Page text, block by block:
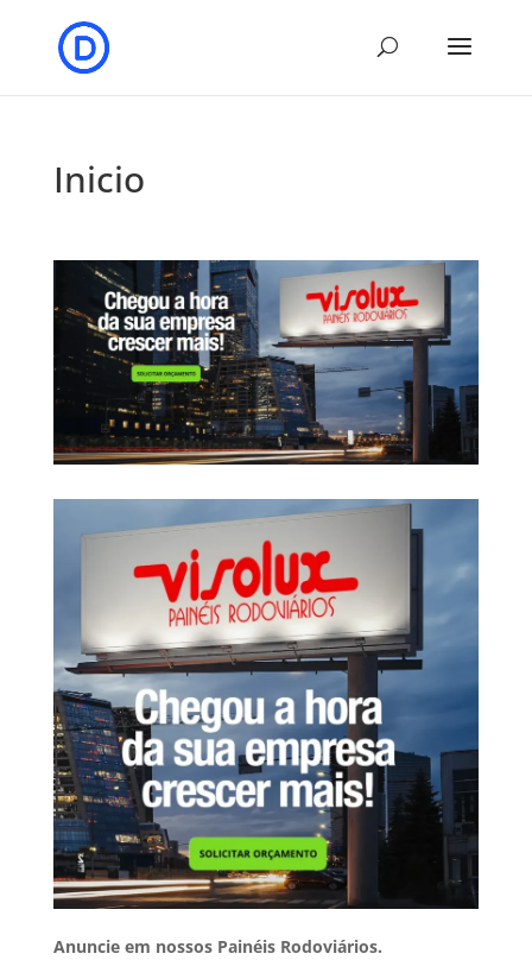
Inicio
Anuncie em nossos Painéis Rodoviários.